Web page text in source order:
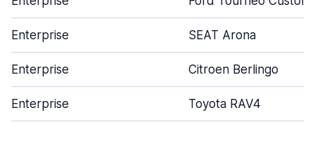
Enterprise SEAT Arona
Enterprise Citroen Berlingo
Enterprise Toyota RAV4